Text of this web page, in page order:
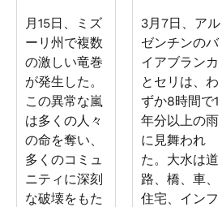
月15日、ミズ
ーリ州で複数
の激しい竜巻
が発生した。
この異常な嵐
は多くの人々
の命を奪い、
多くのコミュ
ニティに深刻
な破壊をもた
3月7日、アル
ゼンチンのバ
イアブランカ
とセリは、わ
ずか8時間で1
年分以上の雨
に見舞われ
た。大水は道
路、橋、車、
住宅、インフ